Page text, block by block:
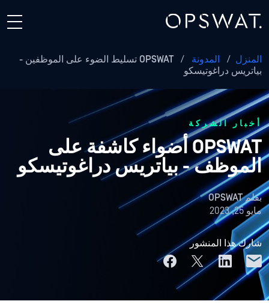
المنزل / المدونة /
OPSWAT تسليط الضوء على الموظفين -
بياتريس دراغوتيسكو
أخبار الشركة
OPSWAT أضواء كاشفة على
الموظف - بياتريس دراغوتيسكو
بقلمOPSWAT
مايو 25, 2023
شارك هذا المنشور